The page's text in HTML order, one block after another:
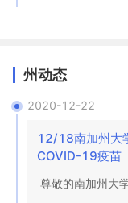
这意味着所有从
来自申根区，英
具有有效签证，
进入美国的学生
政府机构都在与
机构中传播信息需
持有有效签证的
签证。
的确，加利福尼
我们希望将这些
鉴于校园内持续
生将主要或专门
活动将受到限制
所有本科生都在
园内还是附近。
灵活性（例如，
今天，我们写信
园运营的计划。
这清楚表明我们
内活动。
州动态
2020-12-22
12/18南加州大
COVID-19疫苗
尊敬的南加州大